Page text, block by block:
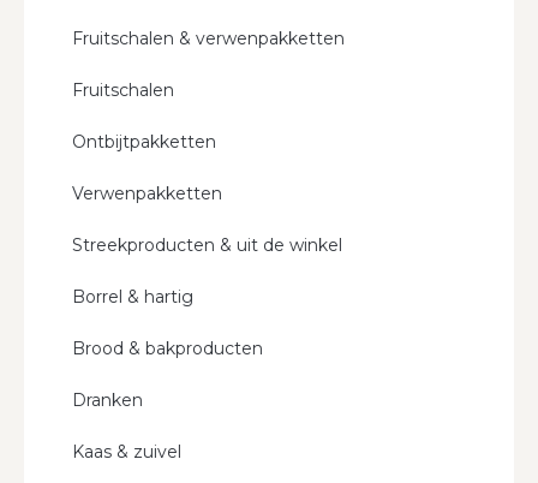
Fruitschalen & verwenpakketten
Fruitschalen
Ontbijtpakketten
Verwenpakketten
Streekproducten & uit de winkel
Borrel & hartig
Brood & bakproducten
Dranken
Kaas & zuivel